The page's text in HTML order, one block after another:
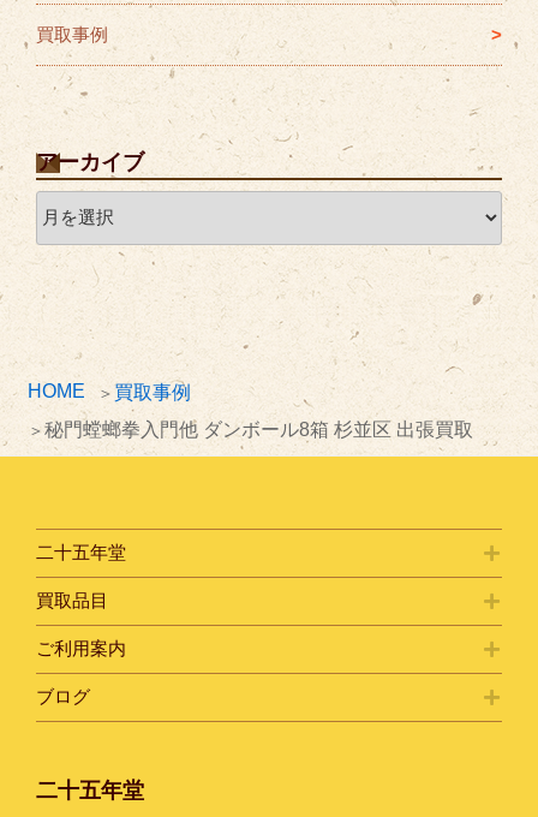
HOME
買取事例
秘門螳螂拳入門他 ダンボール8箱 杉並区 出張買取
買取事例
アーカイブ
ー
カ
イ
ブ
二十五年堂
買取品目
ご利用案内
ブログ
二十五年堂